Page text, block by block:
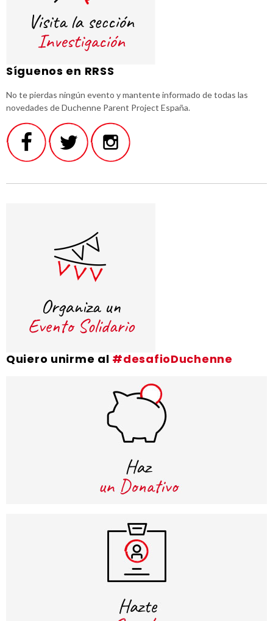
Síguenos en RRSS
No te pierdas ningún evento y mantente informado de todas las
novedades de Duchenne Parent Project España.
Quiero unirme al #desafioDuchenne